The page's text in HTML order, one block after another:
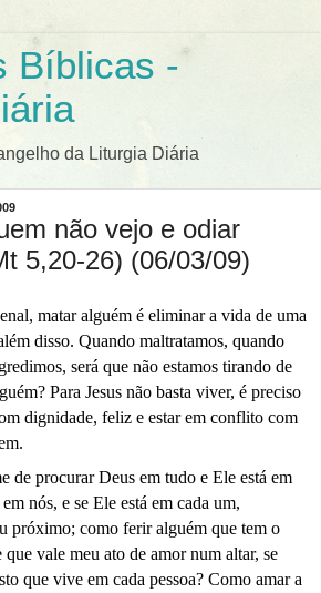
Bíblicas -
da Liturgia Diária
não vejo e odiar
5,20-26) (06/03/09)
matar alguém é eliminar a vida de uma
disso. Quando maltratamos, quando
será que não estamos tirando de
Para Jesus não basta viver, é preciso
dignidade, feliz e estar em conflito com
de procurar Deus em tudo e Ele está em
nós, e se Ele está em cada um,
próximo; como ferir alguém que tem o
vale meu ato de amor num altar, se
que vive em cada pessoa? Como amar a